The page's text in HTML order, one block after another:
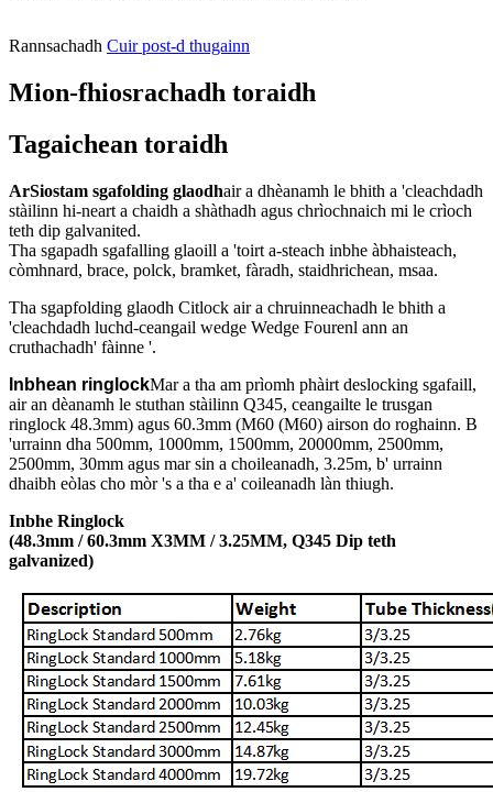
Rannsachadh Cuir post-d thugainn
Mion-fhiosrachadh toraidh
Tagaichean toraidh
ArSiostam sgafolding glaodhair a dhèanamh le bhith a 'cleachdadh
stàilinn hi-neart a chaidh a shàthadh agus chrìochnaich mi le crìoch
teth dip galvanited.
Tha sgapadh sgafalling glaoill a 'toirt a-steach inbhe àbhaisteach,
còmhnard, brace, polck, bramket, fàradh, staidhrichean, msaa.
Tha sgapfolding glaodh Citlock air a chruinneachadh le bhith a
'cleachdadh luchd-ceangail wedge Wedge Fourenl ann an
cruthachadh' fàinne '.
Inbhean ringlockMar a tha am prìomh phàirt deslocking sgafaill,
air an dèanamh le stuthan stàilinn Q345, ceangailte le trusgan
ringlock 48.3mm) agus 60.3mm (M60 (M60) airson do roghainn. B
'urrainn dha 500mm, 1000mm, 1500mm, 20000mm, 2500mm,
2500mm, 30mm agus mar sin a choileanadh, 3.25m, b' urrainn
dhaibh eòlas cho mòr 's a tha e a' coileanadh làn thiugh.
Inbhe Ringlock
(48.3mm / 60.3mm X3MM / 3.25MM, Q345 Dip teth
galvanized)